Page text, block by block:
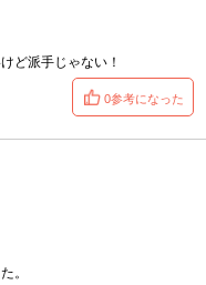
ど派手じゃない！
0参考になった
。